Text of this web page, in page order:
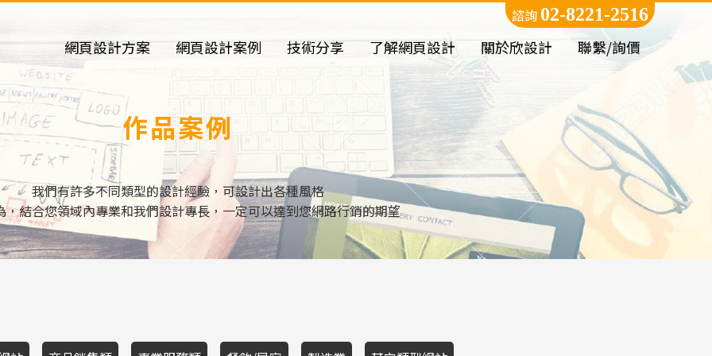
網頁設計方案 網頁設計案例 技術分享 了解網頁設計 關於欣設計 聯繫/詢價
諮詢 02-8221-2516
作品案例
我們有許多不同類型的設計經驗，可設計出各種風格
，結合您領域內專業和我們設計專長，一定可以達到您網路行銷的期望